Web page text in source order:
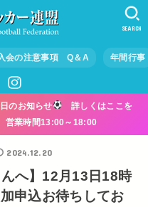
会の注意事項 Q＆A 年間行事
SEARCH
のお知らせ
詳しくはここを
業時間13:00～18:00
2024.12.20
んへ】12月13日18時
申込お待ちしてお